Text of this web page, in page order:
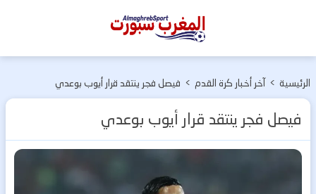
المغرب
الرئيسية > آخر أخبار كرة القدم > فيصل فجر ينتقد قرار أيوب بوعدي
فيصل فجر ينتقد قرار أيوب بوعدي